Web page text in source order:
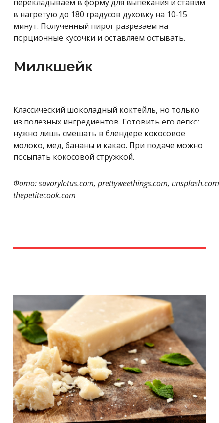
перекладываем в форму для выпекания и ставим
в нагретую до 180 градусов духовку на 10-15
минут. Полученный пирог разрезаем на
порционные кусочки и оставляем остывать.
Милкшейк
Классический шоколадный коктейль, но только
из полезных ингредиентов. Готовить его легко:
нужно лишь смешать в блендере кокосовое
молоко, мед, бананы и какао. При подаче можно
посыпать кокосовой стружкой.
Фото: savorylotus.com, prettyweethings.com,
thepetitecook.com